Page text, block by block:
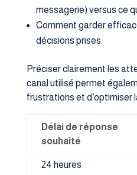
messagerie) versus ce
Comment garder
décisions prises.
Préciser clairement les
canal utilisé permet
frustrations et d’optimiser
Délai de réponse
souhaité
24 heures